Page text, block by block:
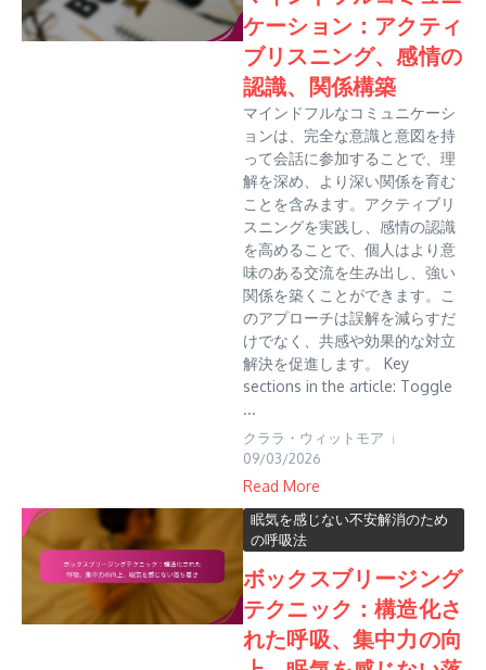
ケーション：アクティ
ブリスニング、感情の
認識、関係構築
マインドフルなコミュニケーシ
ョンは、完全な意識と意図を持
って会話に参加することで、理
解を深め、より深い関係を育む
ことを含みます。アクティブリ
スニングを実践し、感情の認識
を高めることで、個人はより意
味のある交流を生み出し、強い
関係を築くことができます。こ
のアプローチは誤解を減らすだ
けでなく、共感や効果的な対立
解決を促進します。 Key
sections in the article: Toggle
...
クララ・ウィットモア
09/03/2026
Read More
眠気を感じない不安解消のため
の呼吸法
ボックスブリージング
テクニック：構造化さ
れた呼吸、集中力の向